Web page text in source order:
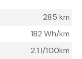
285 km
182 Wh/km
2.1 l/100km